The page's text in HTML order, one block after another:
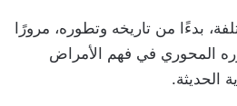
بدءًا من تاريخه وتطوره، مرورًا
المحوري في فهم الأمراض
الحديثة.